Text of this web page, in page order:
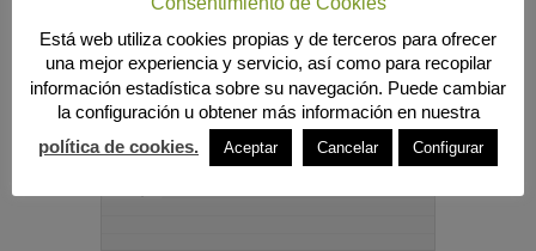
9:00 pm
10:00 pm
Está web utiliza cookies propias y de terceros para ofrecer
una mejor experiencia y servicio, así como para recopilar
información estadística sobre su navegación. Puede cambiar
la configuración u obtener más información en nuestra
política de cookies.
Aceptar Cancelar Configurar